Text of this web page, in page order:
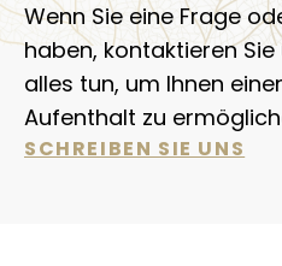
Wenn Sie eine Frage
haben, kontaktieren
alles tun, um Ihnen
Aufenthalt zu
SCHREIBEN SIE UNS